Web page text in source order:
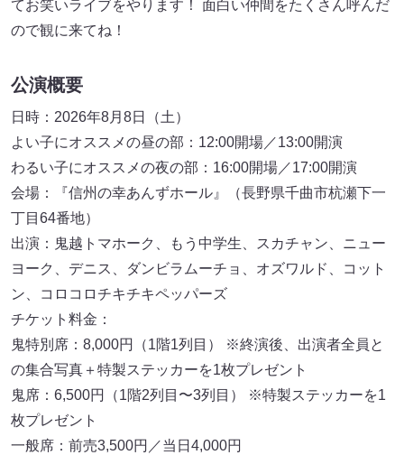
てお笑いライブをやります！ 面白い仲間をたくさん呼んだ
ので観に来てね！
公演概要
日時：2026年8月8日（土）
よい子にオススメの昼の部：12:00開場／13:00開演
わるい子にオススメの夜の部：16:00開場／17:00開演
会場：『信州の幸あんずホール』（長野県千曲市杭瀬下一
丁目64番地）
出演：鬼越トマホーク、もう中学生、スカチャン、ニュー
ヨーク、デニス、ダンビラムーチョ、オズワルド、コット
ン、コロコロチキチキペッパーズ
チケット料金：
鬼特別席：8,000円（1階1列目） ※終演後、出演者全員と
の集合写真＋特製ステッカーを1枚プレゼント
鬼席：6,500円（1階2列目〜3列目） ※特製ステッカーを1
枚プレゼント
一般席：前売3,500円／当日4,000円